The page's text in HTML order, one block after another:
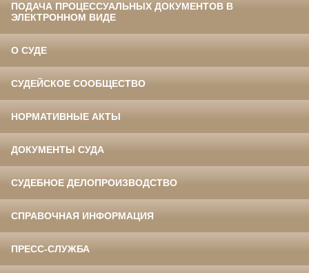
ПОДАЧА ПРОЦЕССУАЛЬНЫХ ДОКУМЕНТОВ В
ЭЛЕКТРОННОМ ВИДЕ
О СУДЕ
СУДЕЙСКОЕ СООБЩЕСТВО
НОРМАТИВНЫЕ АКТЫ
ДОКУМЕНТЫ СУДА
СУДЕБНОЕ ДЕЛОПРОИЗВОДСТВО
СПРАВОЧНАЯ ИНФОРМАЦИЯ
ПРЕСС-СЛУЖБА